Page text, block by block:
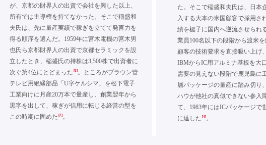
が、京都の財界人の出資で会社を興した以上、
所有では主導権を持てなかった。そこで稲盛和
夫氏は、先に量産実績で稼ぎを立てて発言力を
得る順序を選んだ。1959年に宮木電機の宮木男
也氏ら京都財界人の出資で京都セラミックを設
立したとき、稲盛氏の持株は3,500株で出資者に
次ぐ第4位にとどまった [1]。ところがブラウン管
テレビ用絶縁部品「U字ケルシマ」を松下電子
工業向けに月産20万本で量産し、創業翌年から
黒字を出して、稼ぎが信用に転じる経営の型を
この時期に固めた [2]。
た。そこで稲盛和夫氏は、日本
入する大本の米国顧客で採用さ
績を梃子に国内へ逆流させられ
業員100名以下の段階から渡米
顧客の技術要求を直接吸い上げ
IBMからIC用アルミナ基板を大
需要の見えない段階で鹿児島に
層パッケージの量産に踏み切り
ハウが他社の真似できない参入
て、1983年にはICパッケージで
に達した [4]。